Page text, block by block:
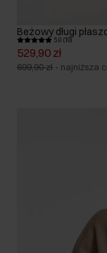
Beżowy długi
5.0 (10)
529,90 zł
699,90 zł - najniższa